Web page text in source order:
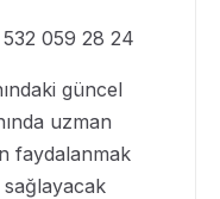
059 28 24
güncel
uzman
faydalanmak
sağlayacak